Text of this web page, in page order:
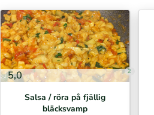
5,0 2
Salsa / röra på fjällig
bläcksvamp